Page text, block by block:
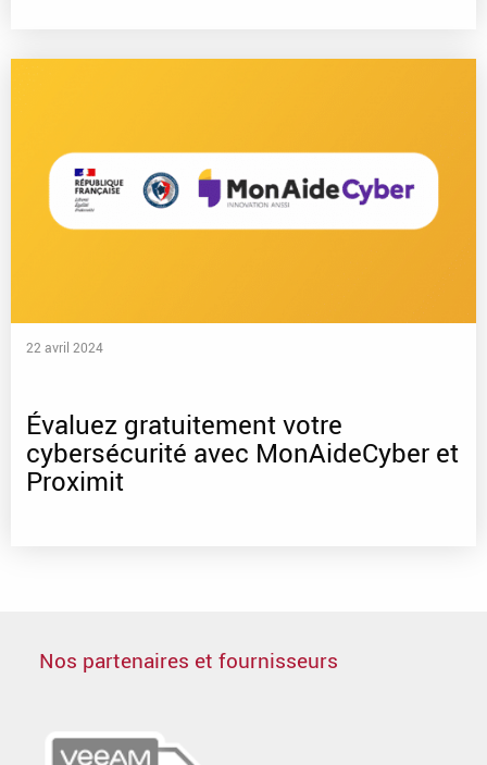
22 avril 2024
Évaluez gratuitement votre
cybersécurité avec MonAideCyber et
Proximit
Nos partenaires et fournisseurs